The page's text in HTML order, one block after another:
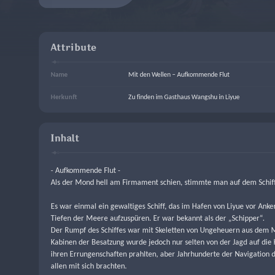
Attribute
Name Mit den Wellen – Aufkommende Flut
Herkunft Zu finden im Gasthaus Wangshu in Liyue
Inhalt
- Aufkommende Flut -
Als der Mond hell am Firmament schien, stimmte man auf dem
Es war einmal ein gewaltiges Schiff, das im Hafen von Liyue vor
Tiefen der Meere aufzuspüren. Er war bekannt als der „Schipper“.
Der Rumpf des Schiffes war mit Skeletten von Ungeheuern aus
Kabinen der Besatzung wurde jedoch nur selten von der Jagd auf
ihren Errungenschaften prahlten, aber Jahrhunderte der Navigation
allen mit sich brachten.